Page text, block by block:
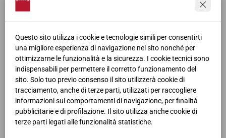
Questo sito utilizza i cookie e tecnologie simili per consentirti
una migliore esperienza di navigazione nel sito nonché per
ottimizzarne le funzionalità e la sicurezza. I cookie tecnici sono
indispensabili per permettere il corretto funzionamento del
sito. Solo tuo previo consenso il sito utilizzerà cookie di
tracciamento, anche di terze parti, utilizzati per raccogliere
informazioni sui comportamenti di navigazione, per finalità
pubblicitarie e di profilazione. Il sito utilizza anche cookie di
terze parti legati alle funzionalità statistiche.
Pagina pubblicitaria dei soggiorni Giessegi nella rivista Cose di Casa
per il mese di Aprile.